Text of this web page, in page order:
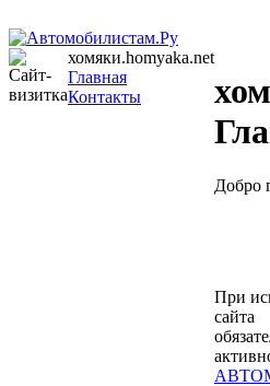
хомяки.homyaka.net
Главная
Контакты
Добро
При
сайта